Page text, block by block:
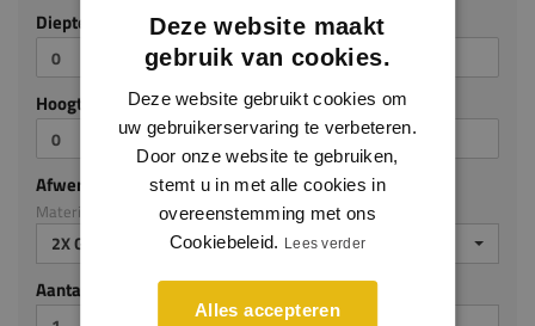
Diepte (mm)
Hoogte (mm)
Afwerking
Materiaal: MDF v313
2X GEGROND
Aantal stuks
Deze website maakt
gebruik van cookies.
Deze website gebruikt cookies om
uw gebruikerservaring te verbeteren.
Door onze website te gebruiken,
stemt u in met alle cookies in
overeenstemming met ons
Cookiebeleid. Lees verder
Alles accepteren